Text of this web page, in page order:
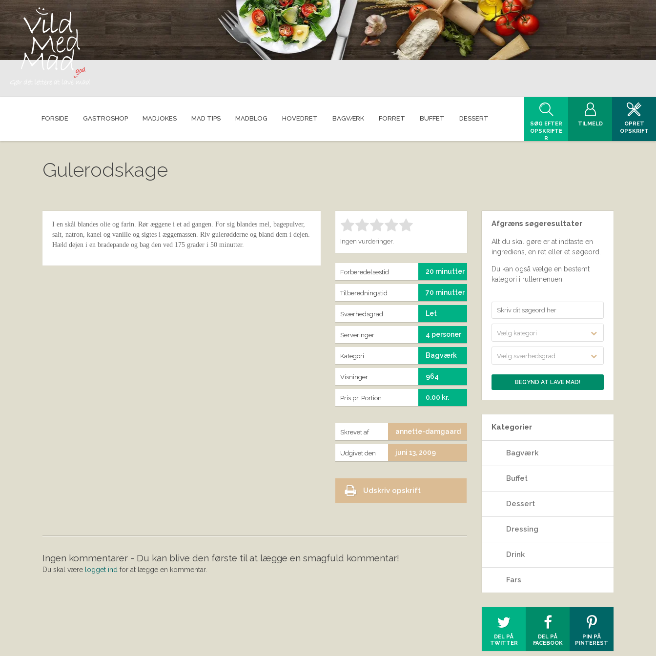
FORSIDE GASTROSHOP MADJOKES MAD TIPS MADBLOG HOVEDRET BAGVÆRK FORRET BUFFET DESSERT
SØG EFTER
OPSKRIFTE
R
TILMELD
OPRET
OPSKRIFT
Gulerodskage
Bedøm denne vare: 1.00 INDSEND BEDØMMELSE
Ingen vurderinger.
Forberedelsestid 20 minutter
Tilberedningstid 70 minutter
Sværhedsgrad Let
Serveringer 4 personer
Kategori Bagværk
Visninger 964
Pris pr. Portion 0.00 kr.
Skrevet af annette-damgaard
Udgivet den juni 13, 2009
Udskriv opskrift
I en skål blandes olie og farin. Rør æggene i et ad gangen. For sig blandes mel, bagepulver,
salt, natron, kanel og vanille og sigtes i æggemassen. Riv gulerødderne og bland dem i dejen.
Hæld dejen i en bradepande og bag den ved 175 grader i 50 minutter.
Ingen kommentarer - Du kan blive den første til at lægge en smagfuld kommentar!
Du skal være logget ind for at lægge en kommentar.
Afgræns søgeresultater
Alt du skal gøre er at indtaste en
ingrediens, en ret eller et søgeord.
Du kan også vælge en bestemt
kategori i rullemenuen.
Vælg kategori
Vælg sværhedsgrad
Kategorier
Bagværk
Buffet
Dessert
Dressing
Drink
Fars
DEL PÅ
TWITTER
DEL PÅ
FACEBOOK
PIN PÅ
PINTEREST